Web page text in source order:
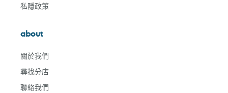
私隱政策
about
關於我們
尋找分店
聯絡我們